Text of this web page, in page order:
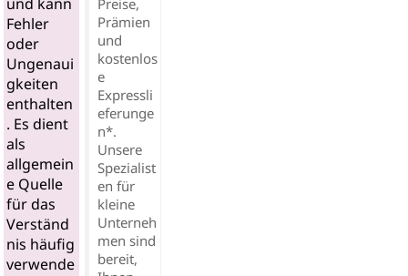
und kann
Fehler
oder
Ungenaui
gkeiten
enthalten
. Es dient
als
allgemein
e Quelle
für das
Verständ
nis häufig
verwende
Prämien
und
kostenlos
e
Expressli
eferunge
n*.
Unsere
Spezialist
en für
kleine
Unterneh
men sind
bereit,